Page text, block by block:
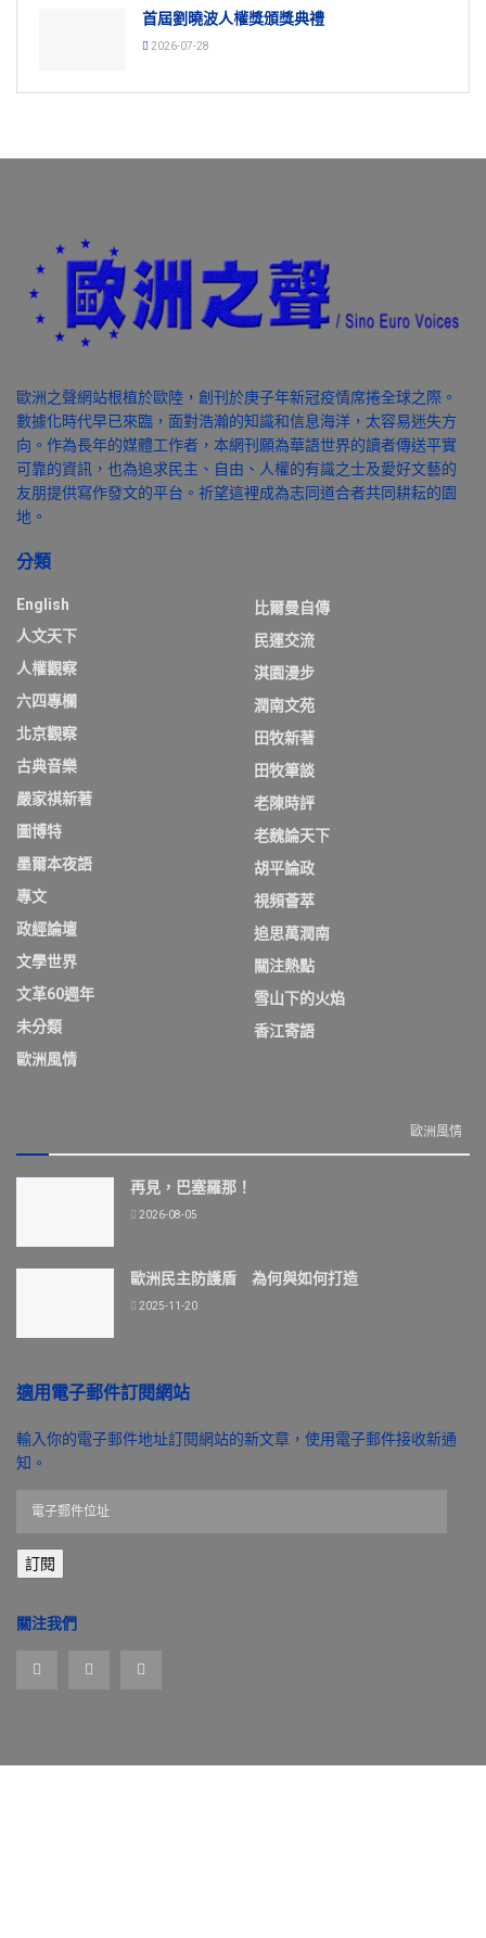
首屆劉曉波人權獎頒獎典禮
2026-07-28
歐洲之聲網站根植於歐陸，創刊於庚子年新冠疫情席捲全球之際。
數據化時代早已來臨，面對浩瀚的知識和信息海洋，太容易迷失方
向。作為長年的媒體工作者，本網刊願為華語世界的讀者傳送平實
可靠的資訊，也為追求民主、自由、人權的有識之士及愛好文藝的
友朋提供寫作發文的平台。祈望這裡成為志同道合者共同耕耘的園
地。
分類
English
人文天下
人權觀察
六四專欄
北京觀察
古典音樂
嚴家祺新著
圖博特
墨爾本夜語
專文
政經論壇
文學世界
文革60週年
未分類
歐洲風情
比爾曼自傳
民運交流
淇園漫步
潤南文苑
田牧新著
田牧筆談
老陳時評
老魏論天下
胡平論政
視頻薈萃
追思萬潤南
關注熱點
雪山下的火焰
香江寄語
歐洲風情
再見，巴塞羅那！
2026-08-05
歐洲民主防護盾 為何與如何打造
2025-11-20
適用電子郵件訂閱網站
輸入你的電子郵件地址訂閱網站的新文章，使用電子郵件接收新通
知。
郵
件
址
訂閱
關注我們